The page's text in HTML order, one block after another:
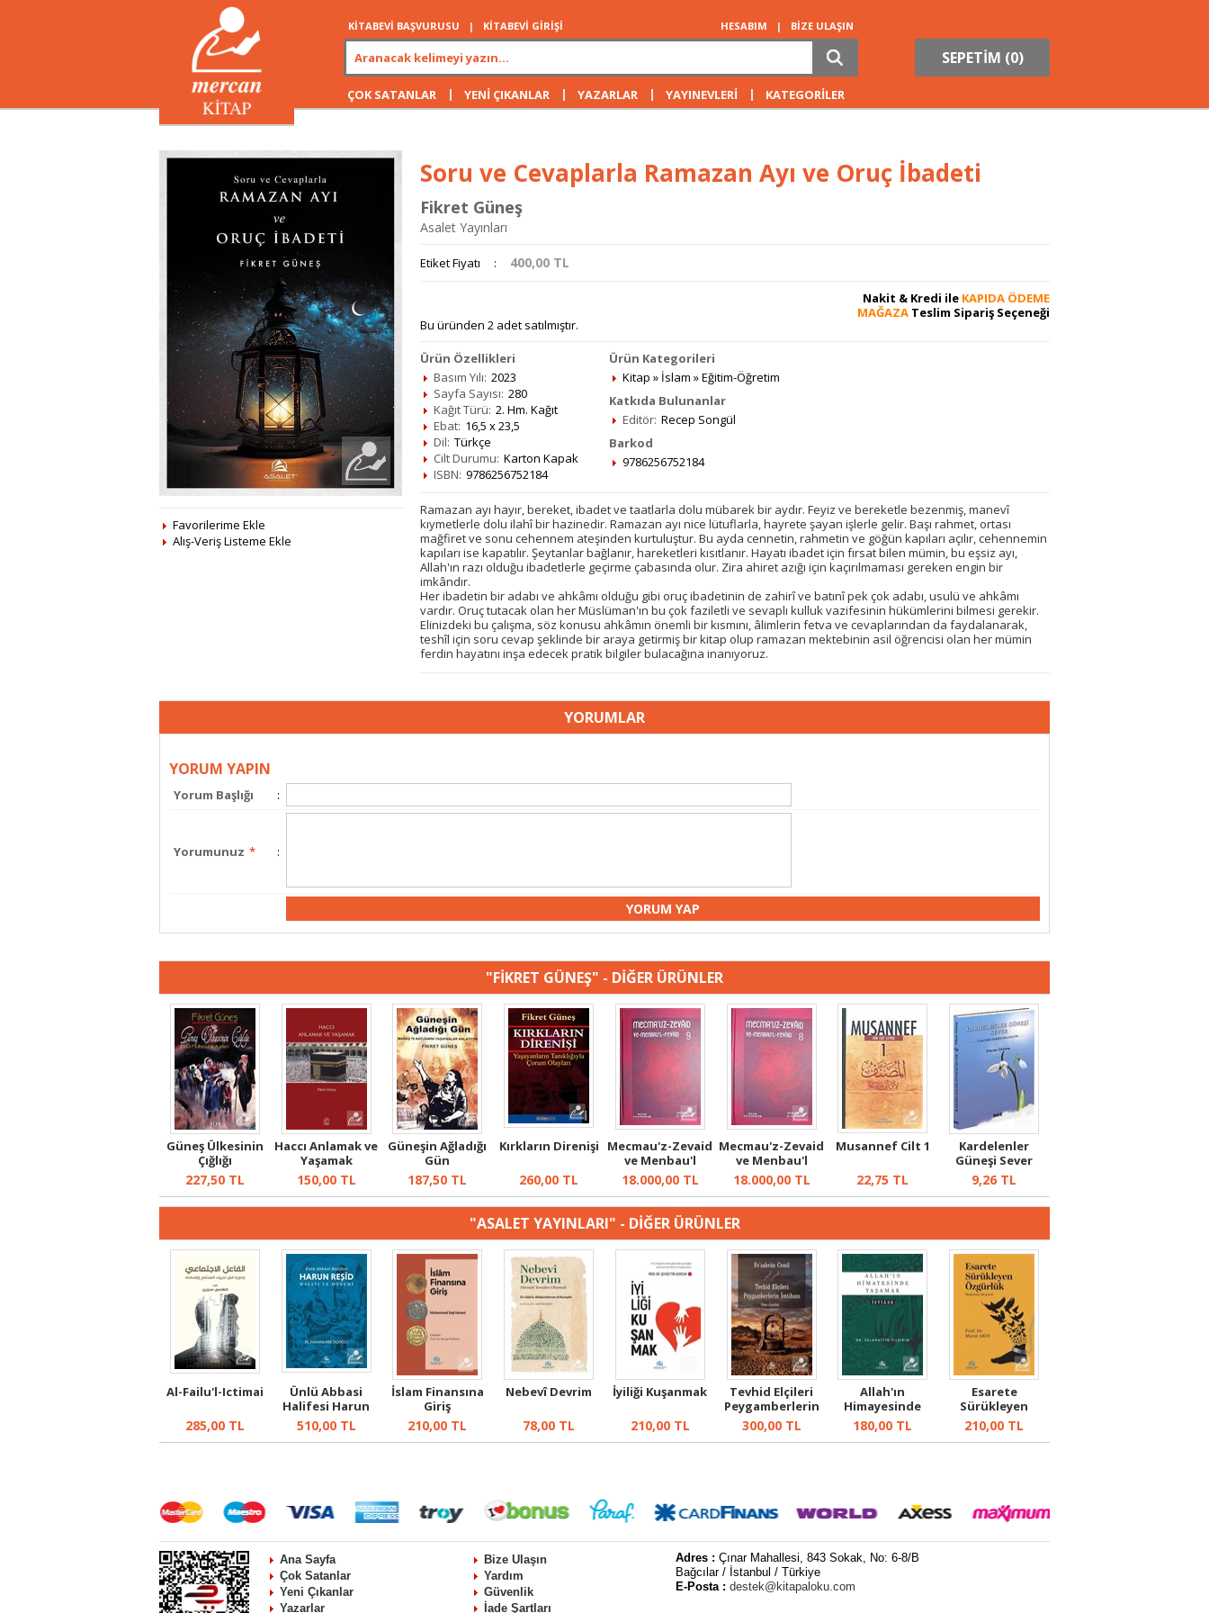
KİTABEVİ BAŞVURUSU | KİTABEVİ GİRİŞİ HESABIM | BİZE ULAŞIN
SEPETİM (0)
ÇOK SATANLAR | YENİ ÇIKANLAR | YAZARLAR | YAYINEVLERİ | KATEGORİLER
Favorilerime Ekle
Alış-Veriş Listeme Ekle
Soru ve Cevaplarla Ramazan Ayı ve Oruç İbadeti
Fikret Güneş
Asalet Yayınları
Etiket Fiyatı : 400,00 TL
Bu üründen 2 adet satılmıştır.
Nakit & Kredi ile KAPIDA ÖDEME
MAĞAZA Teslim Sipariş Seçeneği
Ürün Özellikleri
Basım Yılı: 2023
Sayfa Sayısı: 280
Kağıt Türü: 2. Hm. Kağıt
Ebat: 16,5 x 23,5
Dil: Türkçe
Cilt Durumu: Karton Kapak
ISBN: 9786256752184
Ürün Kategorileri
Kitap » İslam »Eğitim-Öğretim
Katkıda Bulunanlar
Editör: Recep Songül
Barkod
9786256752184
Ramazan ayı hayır, bereket, ibadet ve taatlarla dolu mübarek bir aydır. Feyiz ve bereketle bezenmiş, manevî
kıymetlerle dolu ilahî bir hazinedir. Ramazan ayı nice lütuflarla, hayrete şayan işlerle gelir. Başı rahmet, ortası
mağfiret ve sonu cehennem ateşinden kurtuluştur. Bu ayda cennetin, rahmetin ve göğün kapıları açılır, cehennemin
kapıları ise kapatılır. Şeytanlar bağlanır, hareketleri kısıtlanır. Hayatı ibadet için fırsat bilen mümin, bu eşsiz ayı,
Allah'ın razı olduğu ibadetlerle geçirme çabasında olur. Zira ahiret azığı için kaçırılmaması gereken engin bir
imkândır.
Her ibadetin bir adabı ve ahkâmı olduğu gibi oruç ibadetinin de zahirî ve batınî pek çok adabı, usulü ve ahkâmı
vardır. Oruç tutacak olan her Müslüman'ın bu çok faziletli ve sevaplı kulluk vazifesinin hükümlerini bilmesi gerekir.
Elinizdeki bu çalışma, söz konusu ahkâmın önemli bir kısmını, âlimlerin fetva ve cevaplarından da faydalanarak,
teshîl için soru cevap şeklinde bir araya getirmiş bir kitap olup ramazan mektebinin asil öğrencisi olan her mümin
ferdin hayatını inşa edecek pratik bilgiler bulacağına inanıyoruz.
YORUMLAR
YORUM YAPIN
Yorum Başlığı :
Yorumunuz * :
"FİKRET GÜNEŞ" - DİĞER ÜRÜNLER
Güneş Ülkesinin
Çığlığı
227,50TL
Haccı Anlamak ve
Yaşamak
150,00TL
Güneşin Ağladığı
Gün
187,50 TL
Kırkların Direnişi
260,00 TL
Mecmau'z-Zevaid
ve Menbau'l
Fevaid 9.Cil...
18.000,00TL
Mecmau'z-Zevaid
ve Menbau'l
Fevaid 8.Cil...
18.000,00TL
Musannef Cilt 1
22,75 TL
Kardelenler
Güneşi Sever
9,26 TL
"ASALET YAYINLARI" - DİĞER ÜRÜNLER
Al-Failu'l-Ictimai
285,00TL
Ünlü Abbasi
Halifesi Harun
Reşid Hayatı ...
510,00TL
İslam Finansına
Giriş
210,00 TL
Nebevî Devrim
78,00 TL
İyiliği Kuşanmak
210,00TL
Tevhid Elçileri
Peygamberlerin
İmtihanı
300,00TL
Allah'ın
Himayesinde
Yaşamak
180,00 TL
Esarete
Sürükleyen
Özgürlük
210,00 TL
Ana Sayfa
Çok Satanlar
Yeni Çıkanlar
Yazarlar
Bize Ulaşın
Yardım
Güvenlik
İade Şartları
Adres :Çınar Mahallesi, 843 Sokak, No: 6-8/B
Bağcılar / İstanbul / Türkiye
E-Posta :destek@kitapaloku.com